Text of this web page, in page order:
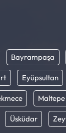
Bayrampaşa
Eyüpsultan
Maltepe
Üsküdar